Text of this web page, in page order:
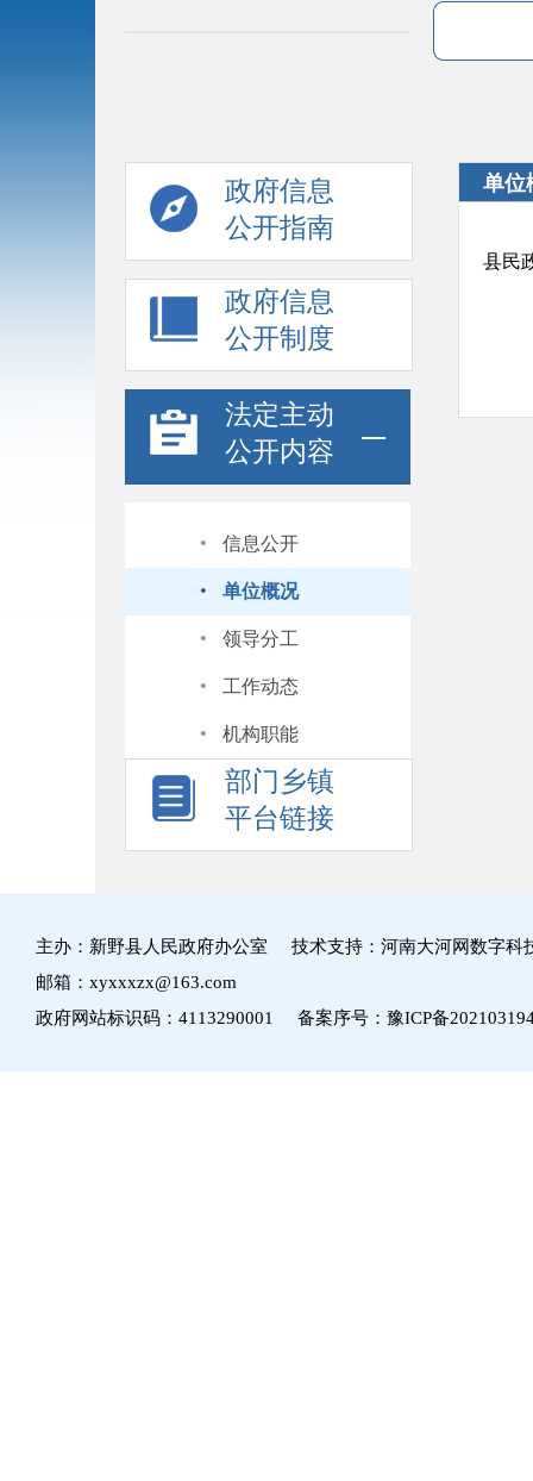
政府信息
公开指南
政府信息
公开制度
法定主动
公开内容
· 信息公开
· 单位概况
· 领导分工
· 工作动态
· 机构职能
部门乡镇
平台链接
单位
县民
主办：新野县人民政府办公室 技术支持：河南大河网数字科
邮箱：xyxxxzx@163.com
政府网站标识码：4113290001 备案序号： 豫ICP备